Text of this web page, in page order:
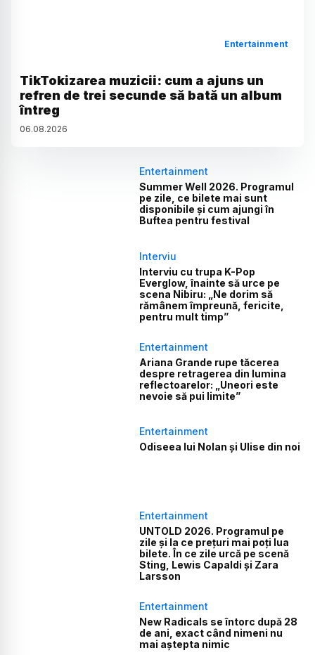
Entertainment
TikTokizarea muzicii: cum a ajuns un
refren de trei secunde să bată un album
întreg
06.08.2026
Entertainment
Summer Well 2026. Programul
pe zile, ce bilete mai sunt
disponibile și cum ajungi în
Buftea pentru festival
Interviu
Interviu cu trupa K-Pop
Everglow, înainte să urce pe
scena Nibiru: „Ne dorim să
rămânem împreună, fericite,
pentru mult timp”
Entertainment
Ariana Grande rupe tăcerea
despre retragerea din lumina
reflectoarelor: „Uneori este
nevoie să pui limite”
Entertainment
Odiseea lui Nolan și Ulise din noi
Entertainment
UNTOLD 2026. Programul pe
zile și la ce prețuri mai poți lua
bilete. În ce zile urcă pe scenă
Sting, Lewis Capaldi și Zara
Larsson
Entertainment
New Radicals se întorc după 28
de ani, exact când nimeni nu
mai aștepta nimic